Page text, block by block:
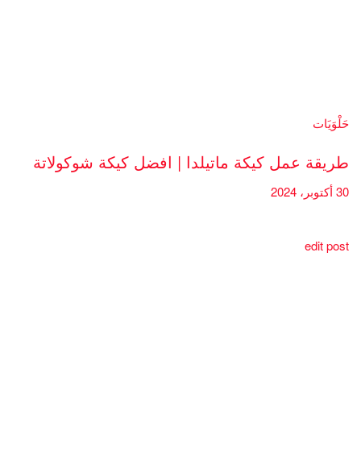
حَلْوَيَات
طريقة عمل كيكة ماتيلدا | افضل كيكة شوكولاتة
30 أكتوبر، 2024
edit post